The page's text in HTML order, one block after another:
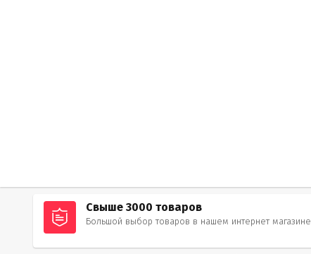
Свыше 3000 товаров
Большой выбор товаров в нашем интернет магазине